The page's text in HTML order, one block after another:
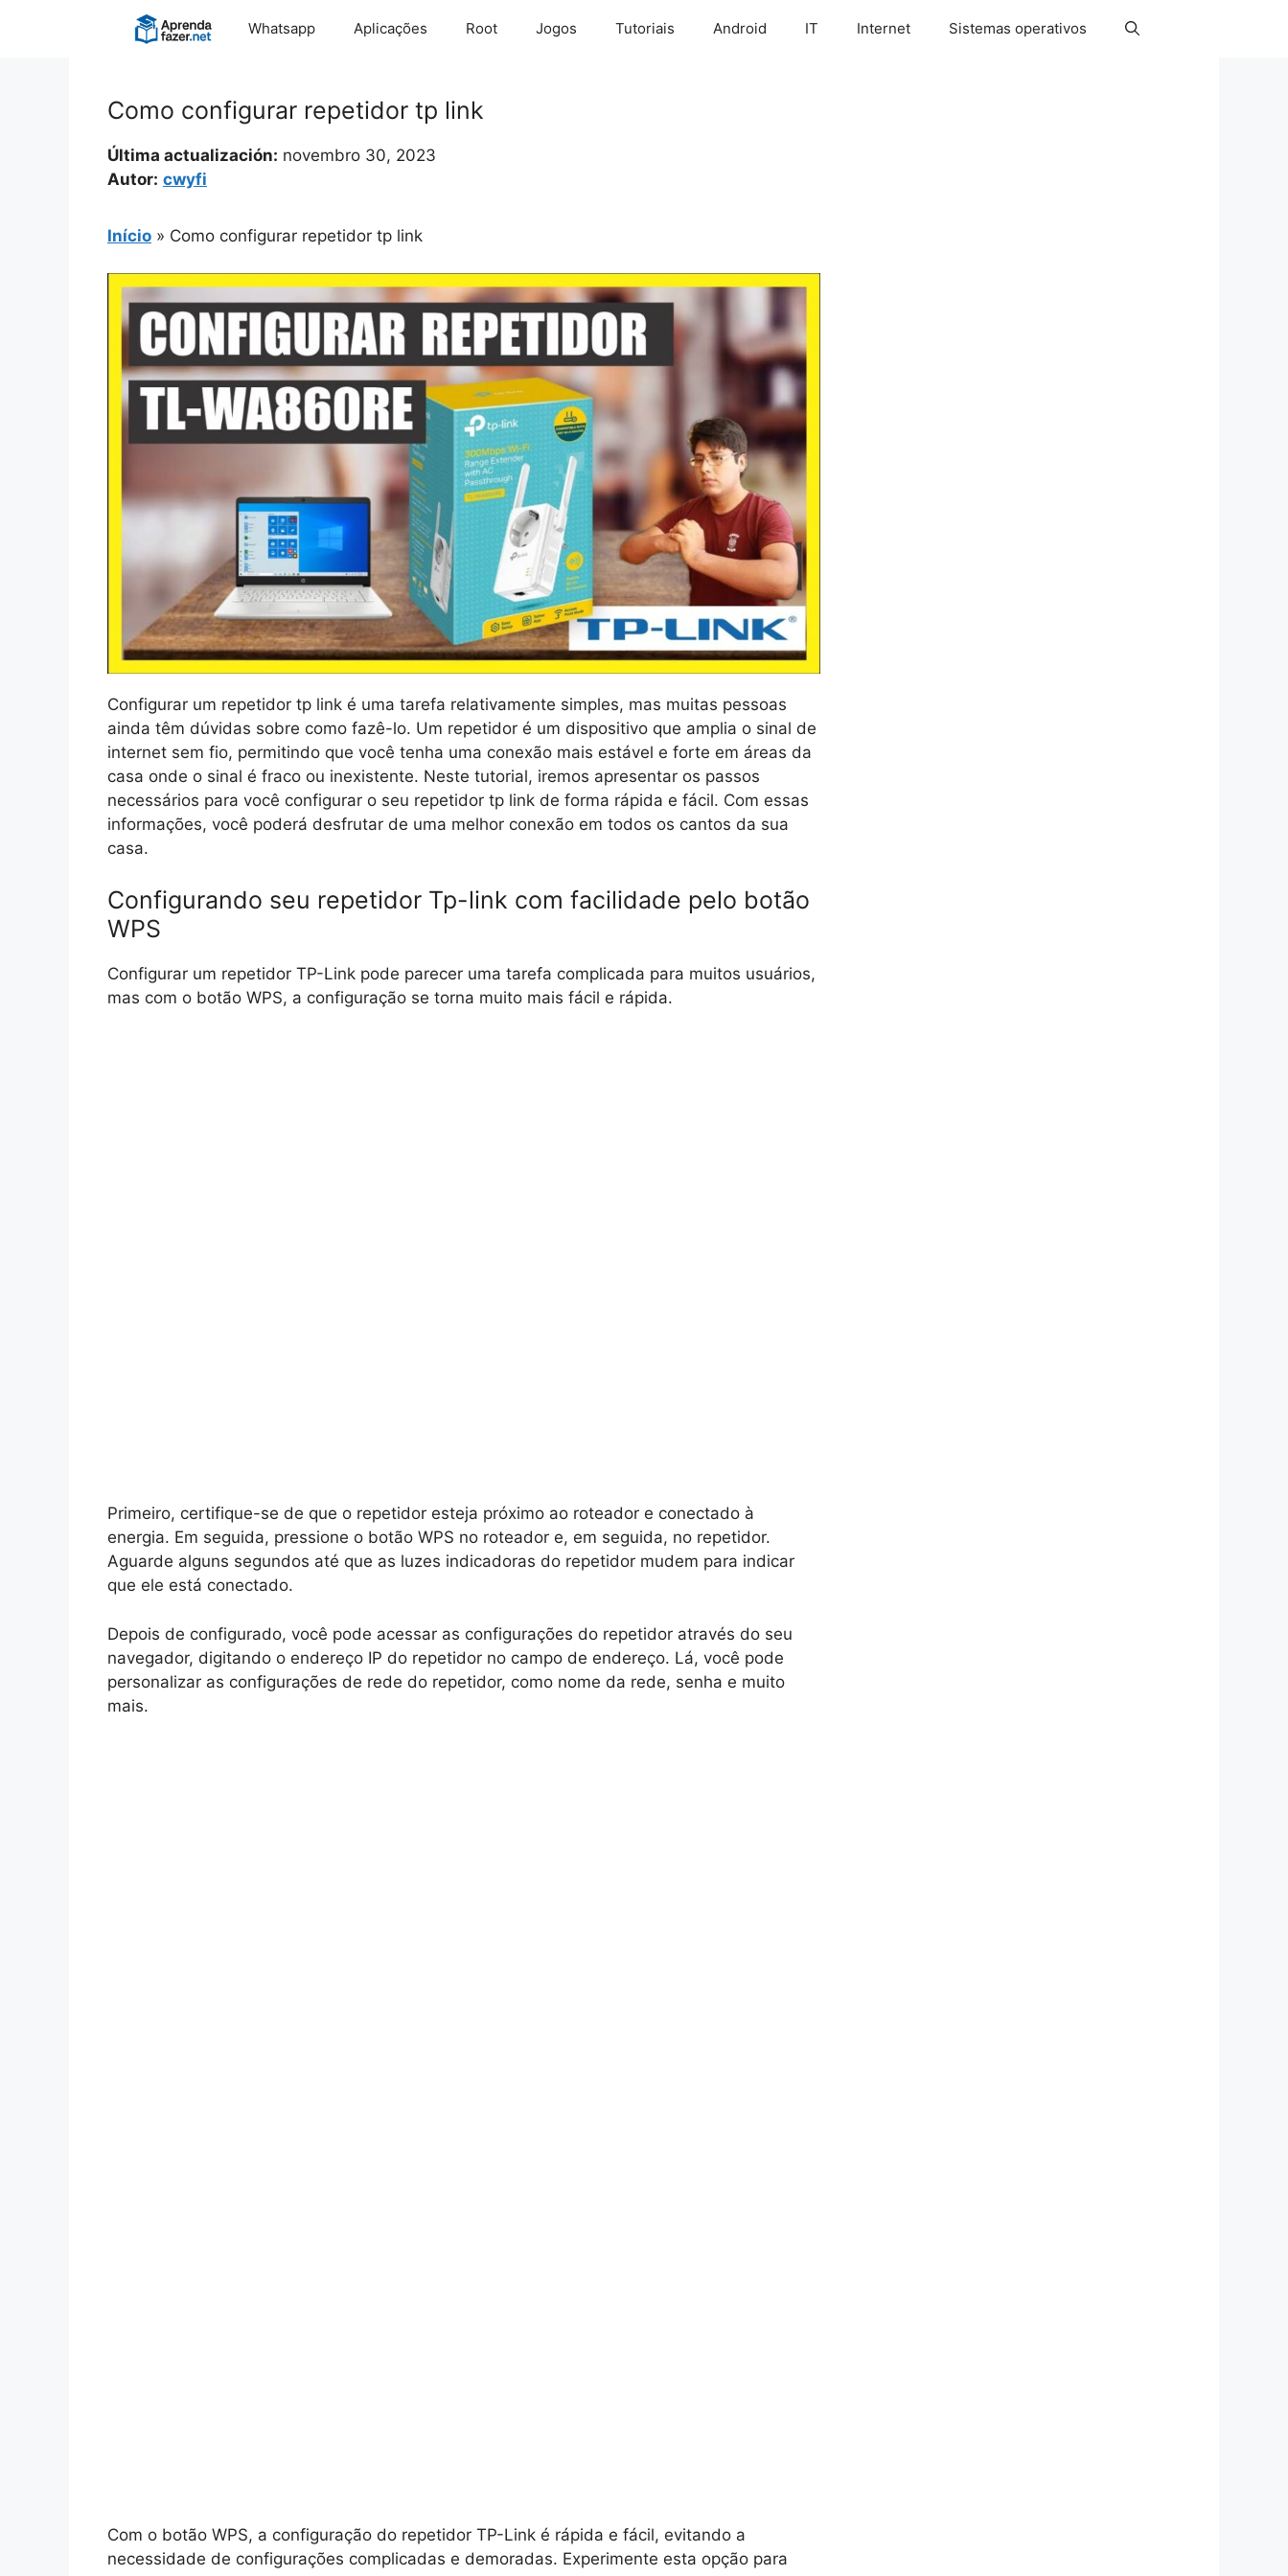
Whatsapp Aplicações Root Jogos Tutoriais Android IT Internet Sistemas operativos
Como configurar repetidor tp link
Última actualización: novembro 30, 2023
Autor: cwyfi
Início » Como configurar repetidor tp link
Configurar um repetidor tp link é uma tarefa relativamente simples, mas muitas pessoas
ainda têm dúvidas sobre como fazê-lo. Um repetidor é um dispositivo que amplia o sinal de
internet sem fio, permitindo que você tenha uma conexão mais estável e forte em áreas da
casa onde o sinal é fraco ou inexistente. Neste tutorial, iremos apresentar os passos
necessários para você configurar o seu repetidor tp link de forma rápida e fácil. Com essas
informações, você poderá desfrutar de uma melhor conexão em todos os cantos da sua
casa.
Configurando seu repetidor Tp-link com facilidade pelo botão
WPS
Configurar um repetidor TP-Link pode parecer uma tarefa complicada para muitos usuários,
mas com o botão WPS, a configuração se torna muito mais fácil e rápida.
Primeiro, certifique-se de que o repetidor esteja próximo ao roteador e conectado à
energia. Em seguida, pressione o botão WPS no roteador e, em seguida, no repetidor.
Aguarde alguns segundos até que as luzes indicadoras do repetidor mudem para indicar
que ele está conectado.
Depois de configurado, você pode acessar as configurações do repetidor através do seu
navegador, digitando o endereço IP do repetidor no campo de endereço. Lá, você pode
personalizar as configurações de rede do repetidor, como nome da rede, senha e muito
mais.
Com o botão WPS, a configuração do repetidor TP-Link é rápida e fácil, evitando a
necessidade de configurações complicadas e demoradas. Experimente esta opção para